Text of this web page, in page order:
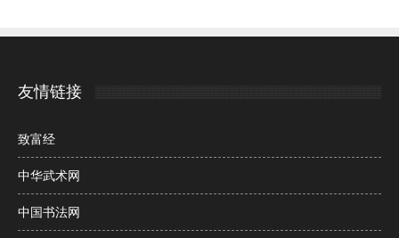
友情链接
致富经
中华武术网
中国书法网